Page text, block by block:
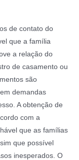
de contato do
que a família
a relação do
de casamento ou
são
demandas
A obtenção de
com a
que as famílias
que possível
inesperados. O